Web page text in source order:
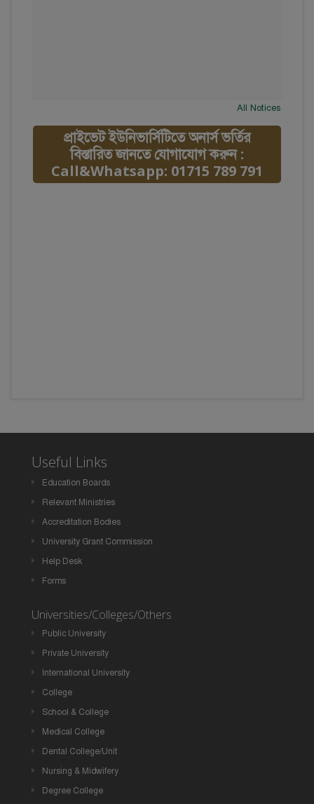
All Notices
প্রাইভেট ইউনিভার্সিটিতে অনার্স ভর্তির
বিস্তারিত জানতে যোগাযোগ করুন :
Call&Whatsapp: 01715 789 791
Useful Links
Education Boards
Relevant Ministries
Accreditation Bodies
University Grant Commission
Help Desk
Forms
Universities/Colleges/Others
Public University
Private University
International University
College
School & College
Medical College
Dental College/Unit
Nursing & Midwifery
Degree College